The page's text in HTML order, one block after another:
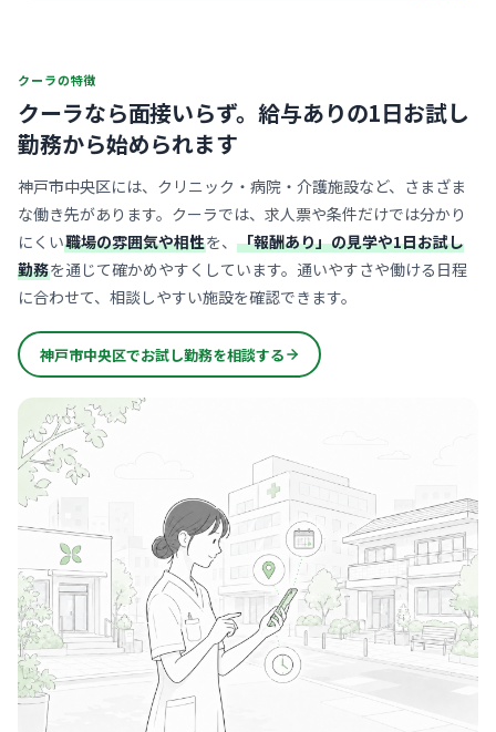
クーラの特徴
クーラなら面接いらず。 給与ありの1日お試し
勤務から始められます
神戸市中央区には、クリニック・病院・介護施設など、さまざま
な働き先があります。クーラでは、求人票や条件だけでは分かり
にくい職場の雰囲気や相性を、 「報酬あり」の見学や1日お試し
勤務を通じて確かめやすくしています。通いやすさや働ける日程
に合わせて、相談しやすい施設を確認できます。
神戸市中央区でお試し勤務を相談する